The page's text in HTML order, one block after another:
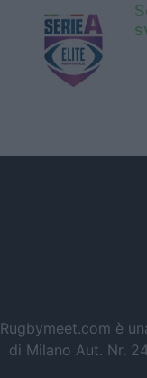
Rugbymeet.com è
di Milano Aut. Nr.